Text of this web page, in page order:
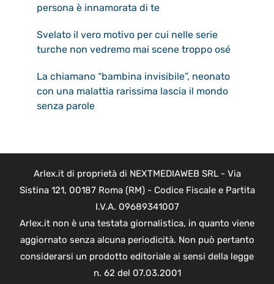
persona è innamorata di te
Svelato il vero motivo per cui nelle serie
turche non vedremo mai scene troppo osé
La chiamano “bambina invisibile”, neonato
con una malattia rarissima lascia il mondo
senza parole
Arlex.it di proprietà di NEXTMEDIAWEB SRL - Via
Sistina 121, 00187 Roma (RM) - Codice Fiscale e Partita
I.V.A. 09689341007
Arlex.it non è una testata giornalistica, in quanto viene
aggiornato senza alcuna periodicità. Non può pertanto
considerarsi un prodotto editoriale ai sensi della legge
n. 62 del 07.03.2001